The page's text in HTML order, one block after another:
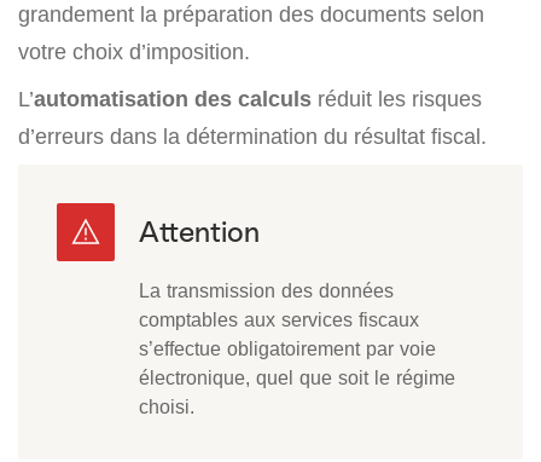
grandement la préparation des documents selon
votre choix d’imposition.
L’automatisation des calculs réduit les risques
d’erreurs dans la détermination du résultat fiscal.
La transmission des données
comptables aux services fiscaux
s’effectue obligatoirement par voie
électronique, quel que soit le régime
choisi.